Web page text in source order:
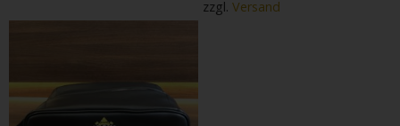
zzgl. Versand